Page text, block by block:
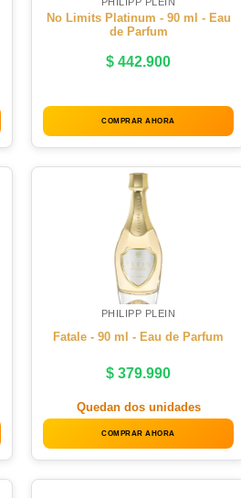
No Limits Platinum - 90 ml - Eau
de Parfum
$ 442.900
COMPRAR AHORA
PHILIPP PLEIN
Fatale - 90 ml - Eau de Parfum
$ 379.990
Quedan dos unidades
COMPRAR AHORA